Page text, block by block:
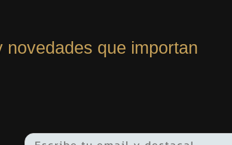
que importan